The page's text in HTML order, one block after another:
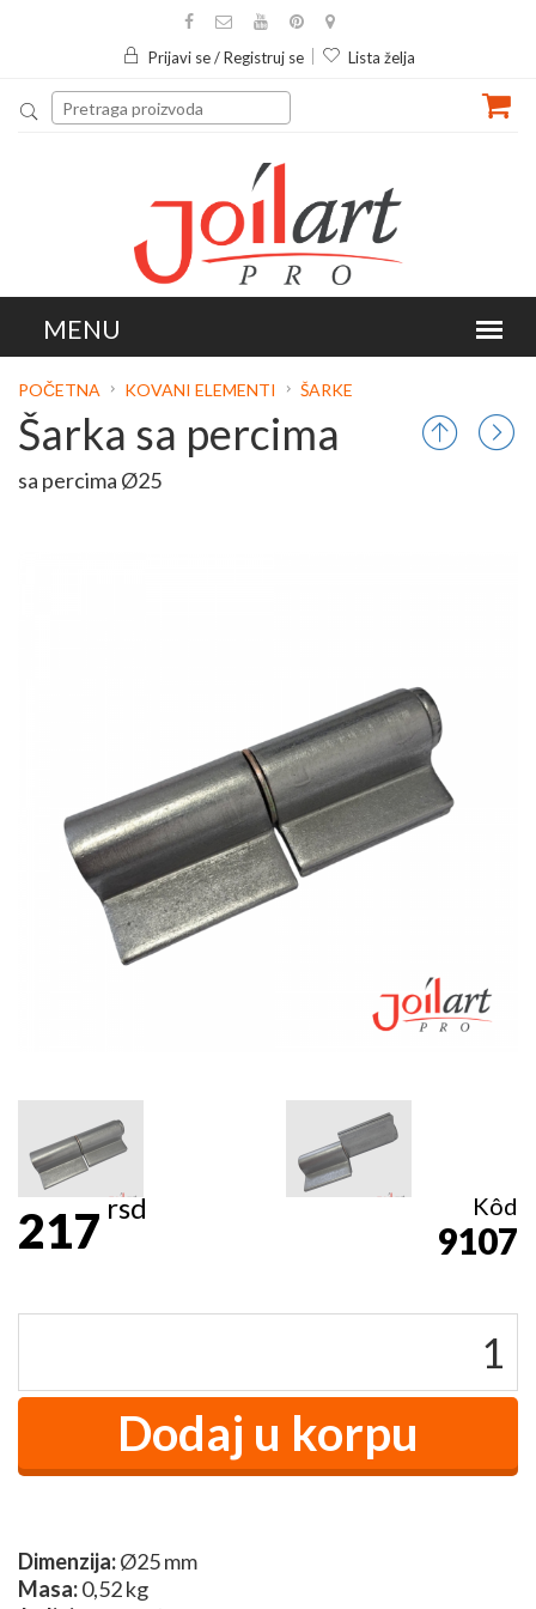
Prijavi se / Registruj se Lista želja
POČETNA KOVANI ELEMENTI ŠARKE
Šarka sa percima
sa percima Ø25
217rsd Kôd
9107
Dimenzija:Ø25 mm
Masa:0,52 kg